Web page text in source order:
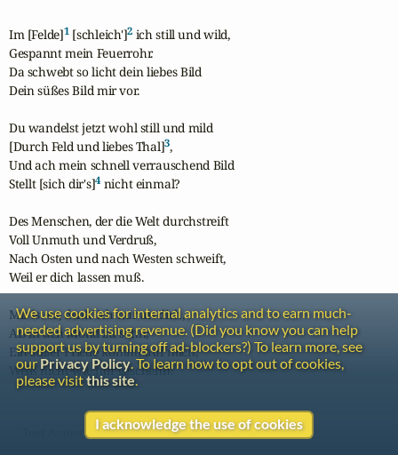
Im [Felde]1 [schleich']2 ich still und wild,
Gespannt mein Feuerrohr.
Da schwebt so licht dein liebes Bild
Dein süßes Bild mir vor.
Du wandelst jetzt wohl still und mild
[Durch Feld und liebes Thal]3,
Und ach mein schnell verrauschend Bild
Stellt [sich dir's]4 nicht einmal?
Des Menschen, der die Welt durchstreift
Voll Unmuth und Verdruß,
Nach Osten und nach Westen schweift,
Weil er dich lassen muß.
Mir ist es, denk' ich nur an dich,
Als in den Mond zu sehn;
Ein stiller Friede kommt auf mich,
Weiß nicht wie mir geschehn.
Text Authorship:
We use cookies for internal analytics and to earn much-
needed advertising revenue. (Did you know you can help
support us by turning off ad-blockers?) To learn more, see
our Privacy Policy. To learn how to opt out of cookies,
please visitthis site.
I acknowledge the use of cookies